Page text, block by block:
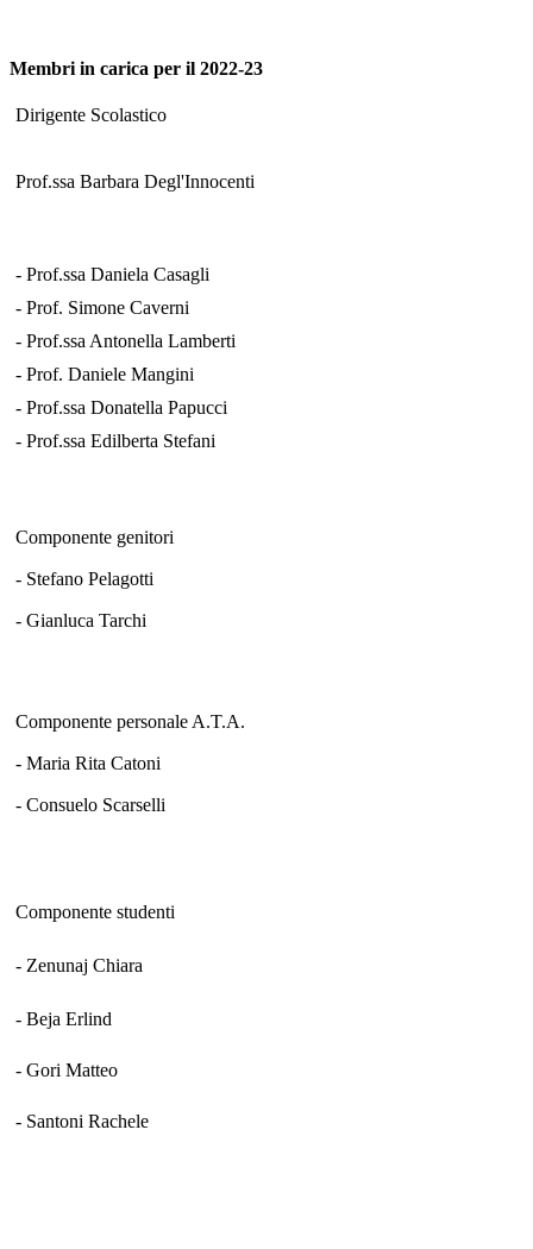
Membri in carica per il 2022-23
Dirigente Scolastico
Prof.ssa Barbara Degl'Innocenti
- Prof.ssa Daniela Casagli
- Prof. Simone Caverni
- Prof.ssa Antonella Lamberti
- Prof. Daniele Mangini
- Prof.ssa Donatella Papucci
- Prof.ssa Edilberta Stefani
Componente genitori
- Stefano Pelagotti
- Gianluca Tarchi
Componente personale A.T.A.
- Maria Rita Catoni
- Consuelo Scarselli
Componente studenti
- Zenunaj Chiara
- Beja Erlind
- Gori Matteo
- Santoni Rachele